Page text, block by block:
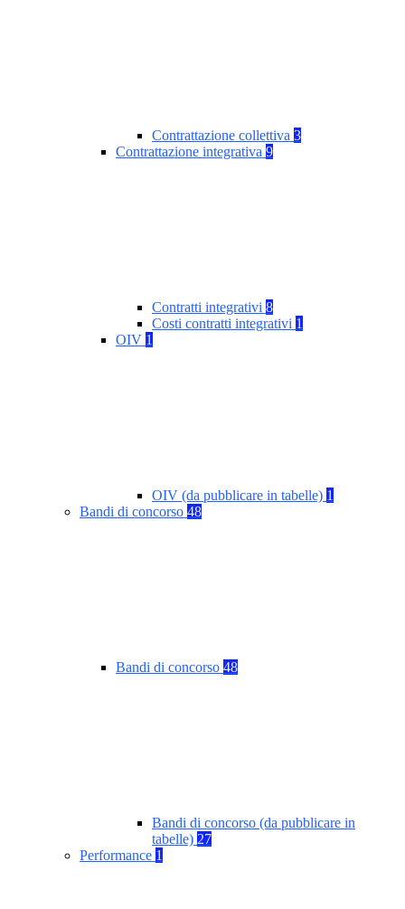
Contrattazione collettiva 3
Contrattazione integrativa 9
Contratti integrativi 8
Costi contratti integrativi 1
OIV 1
OIV (da pubblicare in tabelle) 1
Bandi di concorso 48
Bandi di concorso 48
Bandi di concorso (da pubblicare in
tabelle) 27
Performance 1